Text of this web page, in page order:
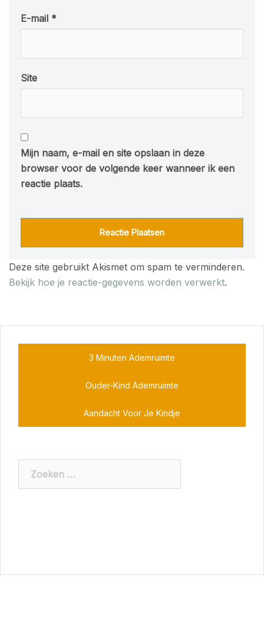
E-mail *
Site
Mijn naam, e-mail en site opslaan in deze
browser voor de volgende keer wanneer ik een
reactie plaats.
Deze site gebruikt Akismet om spam te verminderen.
Bekijk hoe je reactie-gegevens worden verwerkt.
3 Minuten Ademruimte
Ouder-Kind Ademruimte
Aandacht Voor Je Kindje
naar: